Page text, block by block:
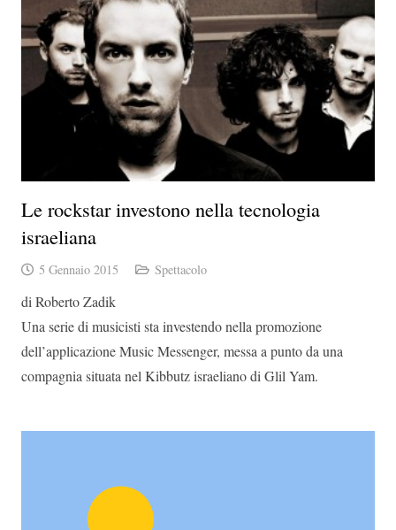
Le rockstar investono nella tecnologia
israeliana
5 Gennaio 2015 Spettacolo
di Roberto Zadik
Una serie di musicisti sta investendo nella promozione
dell’applicazione Music Messenger, messa a punto da una
compagnia situata nel Kibbutz israeliano di Glil Yam.